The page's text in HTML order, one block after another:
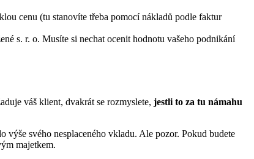
cenu (tu stanovíte třeba pomocí nákladů podle faktur
s. r. o. Musíte si nechat ocenit hodnotu vašeho podnikání
váš klient, dvakrát se rozmyslete, jestli to za tu námahu
svého nesplaceného vkladu. Ale pozor. Pokud budete
majetkem.